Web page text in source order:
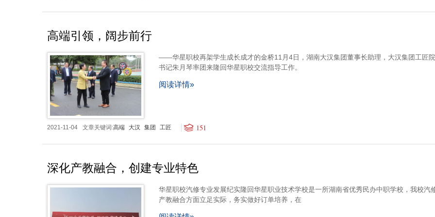
高端引领，阔步前行
——华星职校再架学生成长成才的金桥11月4日，湖南大汉集团董事长助理，大汉集团工匠
书记朱月琴率团来隆回华星职校交流指导工作。
阅读详情»
2021-11-04 文章关键词:高端 大汉 集团 工匠 151
深化产教融合，创建专业特色
华星职校汽修专业发展纪实隆回华星职业技术学校是一所湖南省优秀民办中职学校，我校汽
产教融合方面立足实际，务实做好订单培养，在